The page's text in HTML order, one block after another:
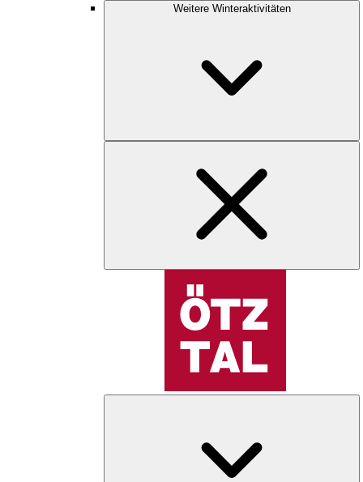
Weitere Winteraktivitäten